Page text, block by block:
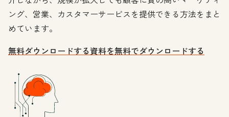
ング、営業、カスタマーサービスを提供できる方法をまと
めています。
無料ダウンロードする資料を無料でダウンロードする